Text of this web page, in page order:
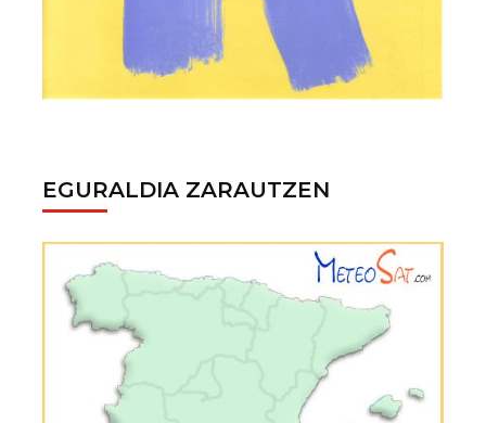
EGURALDIA ZARAUTZEN